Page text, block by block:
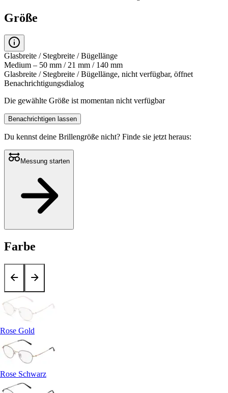
Größe
Glasbreite / Stegbreite / Bügellänge
Medium – 50 mm / 21 mm / 140 mm
Glasbreite / Stegbreite / Bügellänge, nicht verfügbar, öffnet
Benachrichtigungsdialog
Die gewählte Größe ist momentan nicht verfügbar
Benachrichtigen lassen
Du kennst deine Brillengröße nicht? Finde sie jetzt heraus:
Messung starten
Farbe
Rose Gold
Rose Schwarz